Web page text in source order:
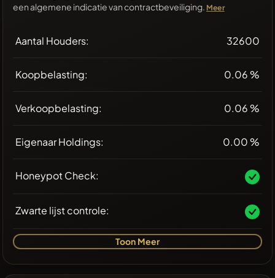
een algemene indicatie van contractbeveiliging. Meer
Aantal Houders: 32600
Koopbelasting: 0.06 %
Verkoopbelasting: 0.06 %
Eigenaar Holdings: 0.00 %
Honeypot Check:
Zwarte lijst controle:
Toon Meer